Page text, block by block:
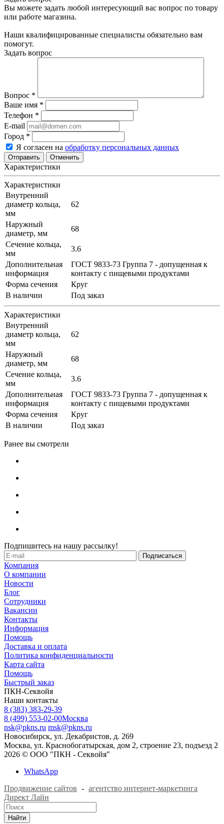
Вы можете задать любой интересующий вас вопрос по товару
или работе магазина.
Наши квалифицированные специалисты обязательно вам
помогут.
Задать вопрос
Вопрос *
Ваше имя *
Телефон *
E-mail
Город *
Я согласен на обработку персональных данных
Отменить
Характеристики
Характеристики
Внутренний
диаметр кольца,
мм
62
Наружный
диаметр, мм
68
Сечение кольца,
мм
3.6
Дополнительная
информация
ГОСТ 9833-73 Группа 7 - допущенная к
контакту с пищевыми продуктами
Форма сечения
Круг
В наличии
Под заказ
Характеристики
Внутренний
диаметр кольца,
мм
62
Наружный
диаметр, мм
68
Сечение кольца,
мм
3.6
Дополнительная
информация
ГОСТ 9833-73 Группа 7 - допущенная к
контакту с пищевыми продуктами
Форма сечения
Круг
В наличии
Под заказ
Ранее вы смотрели
Подпишитесь на нашу рассылку!
Компания
О компании
Новости
Блог
Сотрудники
Вакансии
Контакты
Информация
Помощь
Доставка и оплата
Политика конфиденциальности
Карта сайта
Помощь
Быстрый заказ
ПКН-Секвойя
Наши контакты
8 (383) 383-29-39
8 (499) 553-02-00Москва
nsk@pkns.ru msk@pkns.ru
Новосибирск, ул. Декабристов, д. 269
Москва, ул. Краснобогатырская, дом 2, строение 23, подъезд 2
2026 © ООО "ПКН - Секвойя"
WhatsApp
Продвижение сайтов - агентство интернет-маркетинга
Директ Лайн
Найти